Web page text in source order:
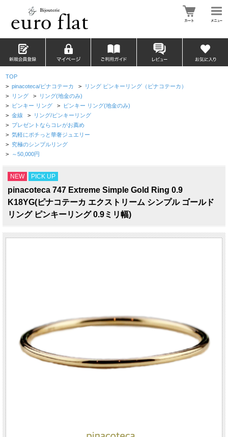
TOP
> pinacoteca/ピナコテーカ > リング ピンキーリング（ピナコテーカ）
> リング > リング(地金のみ)
> ピンキー リング > ピンキー リング(地金のみ)
> 金線 > リング/ピンキーリング
> プレゼントならコレがお薦め
> 気軽にポチっと華奢ジュエリー
> 究極のシンプルリング
> ～50,000円
NEW PICK UP
pinacoteca 747 Extreme Simple Gold Ring 0.9
K18YG(ピナコテーカ エクストリーム シンプル ゴールド
リング ピンキーリング 0.9ミリ幅)